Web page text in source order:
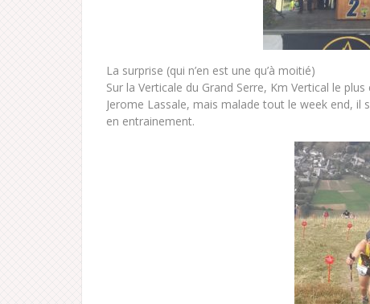
La surprise (qui n’en est une qu’à moitié)
Sur la Verticale du Grand Serre, Km Vertical le
Jerome Lassale, mais malade tout le week end,
en entrainement.